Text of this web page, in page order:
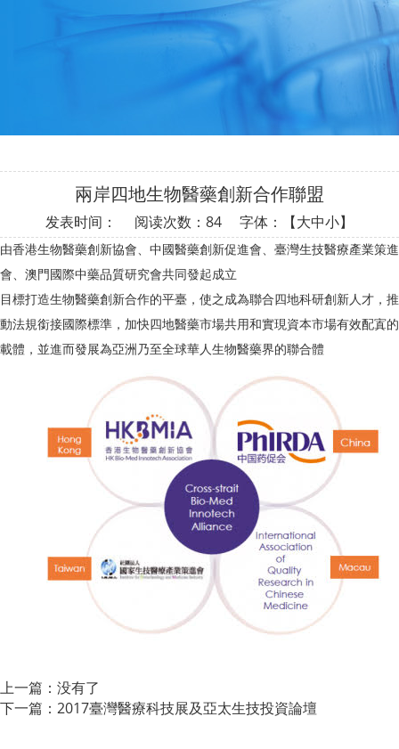
兩岸四地生物醫藥創新合作聯盟
发表时间： 阅读次数： 84 字体：【大中小】
由香港生物醫藥創新協會、中國醫藥創新促進會、臺灣生技醫療產業策進
會、澳門國際中藥品質研究會共同發起成立
目標打造生物醫藥創新合作的平臺，使之成為聯合四地科研創新人才，推
動法規銜接國際標準，加快四地醫藥市場共用和實現資本市場有效配寘的
載體，並進而發展為亞洲乃至全球華人生物醫藥界的聯合體
上一篇： 没有了
下一篇： 2017臺灣醫療科技展及亞太生技投資論壇